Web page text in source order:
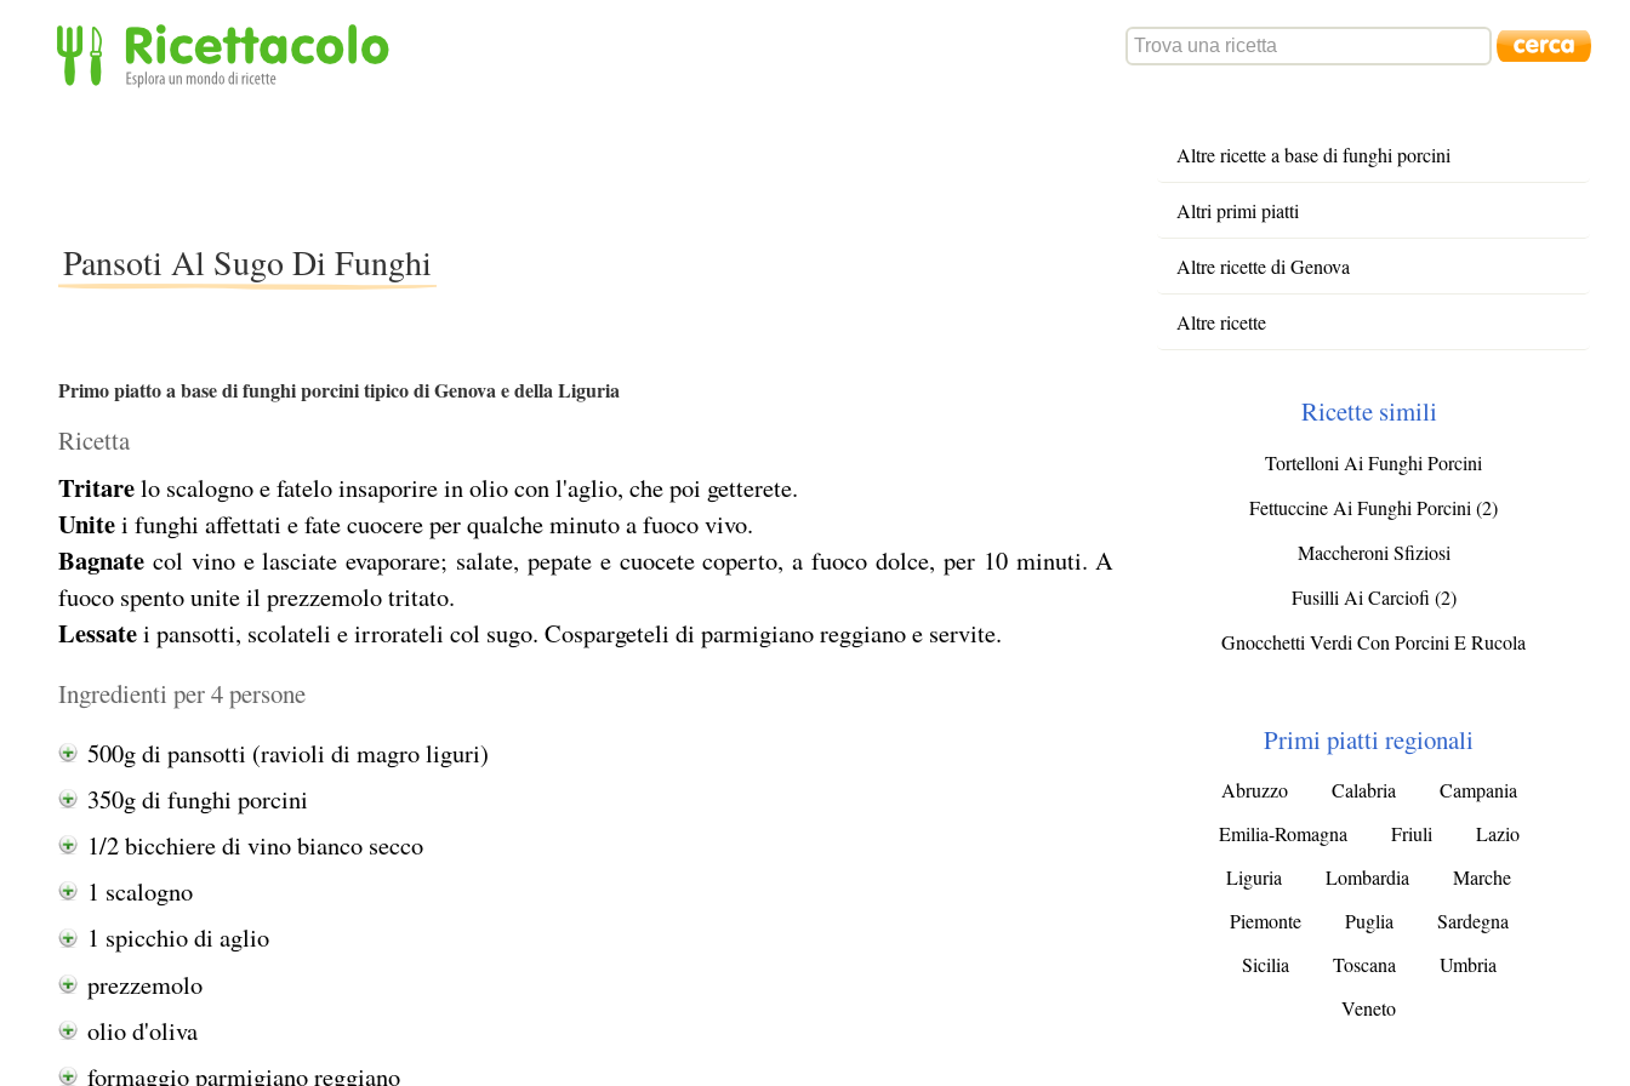
Pansoti Al Sugo Di Funghi
Primo piatto a base di funghi porcini tipico di Genova e della Liguria
Ricetta
Tritarelo scalogno e fatelo insaporire in olio con l'aglio, che poi getterete.
Unitei funghi affettati e fate cuocere per qualche minuto a fuoco vivo.
Bagnate col vino e lasciate evaporare; salate, pepate e cuocete coperto, a fuoco dolce, per 10 minuti. A
fuoco spento unite il prezzemolo tritato.
Lessatei pansotti, scolateli e irrorateli col sugo. Cospargeteli di parmigiano reggiano e servite.
Ingredienti per 4 persone
500g di pansotti (ravioli di magro liguri)
350g di funghi porcini
1/2 bicchiere di vino bianco secco
1 scalogno
1 spicchio di aglio
prezzemolo
olio d'oliva
formaggio parmigiano reggiano
Altre ricette a base di funghi porcini
Altri primi piatti
Altre ricette di Genova
Altre ricette
Ricette simili
Tortelloni Ai Funghi Porcini
Fettuccine Ai Funghi Porcini (2)
Maccheroni Sfiziosi
Fusilli Ai Carciofi (2)
Gnocchetti Verdi Con Porcini E Rucola
Primi piatti regionali
Abruzzo Calabria
Campania
Emilia-Romagna
Friuli
Lazio
Liguria
Lombardia
Marche
Piemonte
Puglia
Sardegna
Sicilia
Toscana
Umbria
Veneto